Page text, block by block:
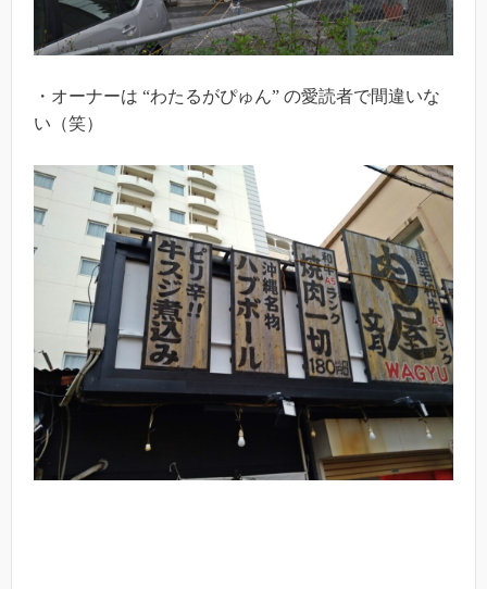
・オーナーは “わたるがぴゅん” の愛読者で間違いな
い（笑）